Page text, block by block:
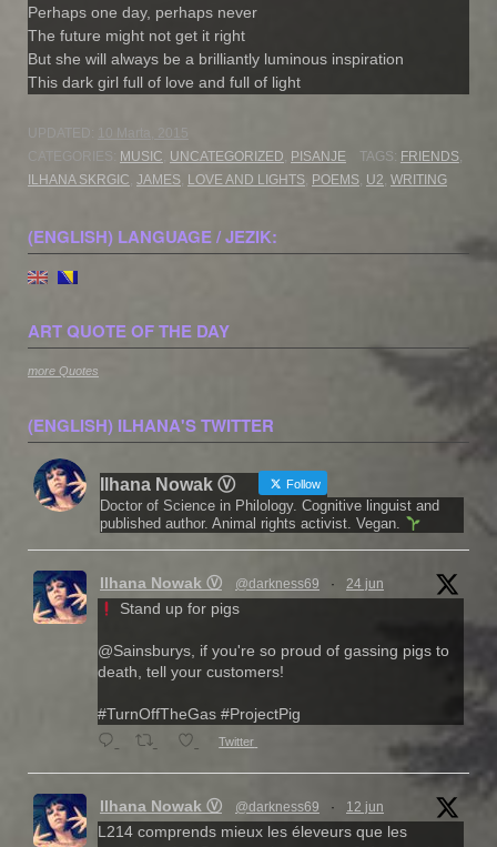
Perhaps one day, perhaps never
The future might not get it right
But she will always be a brilliantly luminous inspiration
This dark girl full of love and full of light
UPDATED:
10 Marta, 2015
CATEGORIES: MUSIC UNCATEGORIZED, PISANJE TAGS: FRIENDS,
ILHANA SKRGIC, JAMES, LOVE AND LIGHTS, POEMS, U2, WRITING
(ENGLISH) LANGUAGE / JEZIK:
ART QUOTE OF THE DAY
more Quotes
(ENGLISH) ILHANA'S TWITTER
Ilhana Nowak Ⓥ Follow
Doctor of Science in Philology. Cognitive linguist and
published author. Animal rights activist. Vegan.
Ilhana Nowak Ⓥ @darkness69 · 24 jun
Stand up for pigs
@Sainsburys, if you're so proud of gassing pigs to
death, tell your customers!
#TurnOffTheGas #ProjectPig
Twitter
Ilhana Nowak Ⓥ @darkness69 · 12 jun
L214 comprends mieux les éleveurs que les